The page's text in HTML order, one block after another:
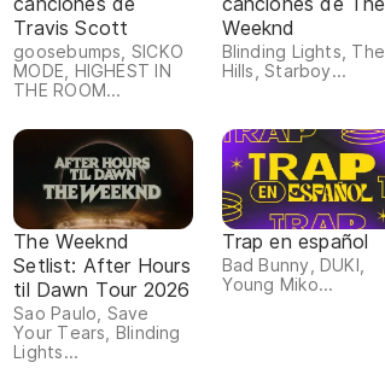
Travis Scott
goosebumps, SICKO
MODE, HIGHEST IN
THE ROOM...
Weeknd
Blinding Lights, The
Hills, Starboy...
The Weeknd
Setlist: After Hours
til Dawn Tour 2026
Sao Paulo, Save
Your Tears, Blinding
Lights...
Trap en español
Bad Bunny, DUKI,
Young Miko...